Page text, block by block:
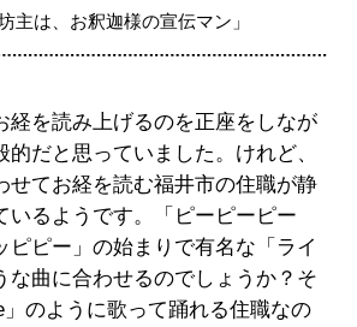
主は、お釈迦様の宣伝マン」
を読み上げるのを正座をしなが
的だと思っていました。けれど、
せてお経を読む福井市の住職が静
いるようです。「ピーピーピー
ピピー」の始まりで有名な「ライ
な曲に合わせるのでしょうか？そ
のように歌って踊れる住職なの